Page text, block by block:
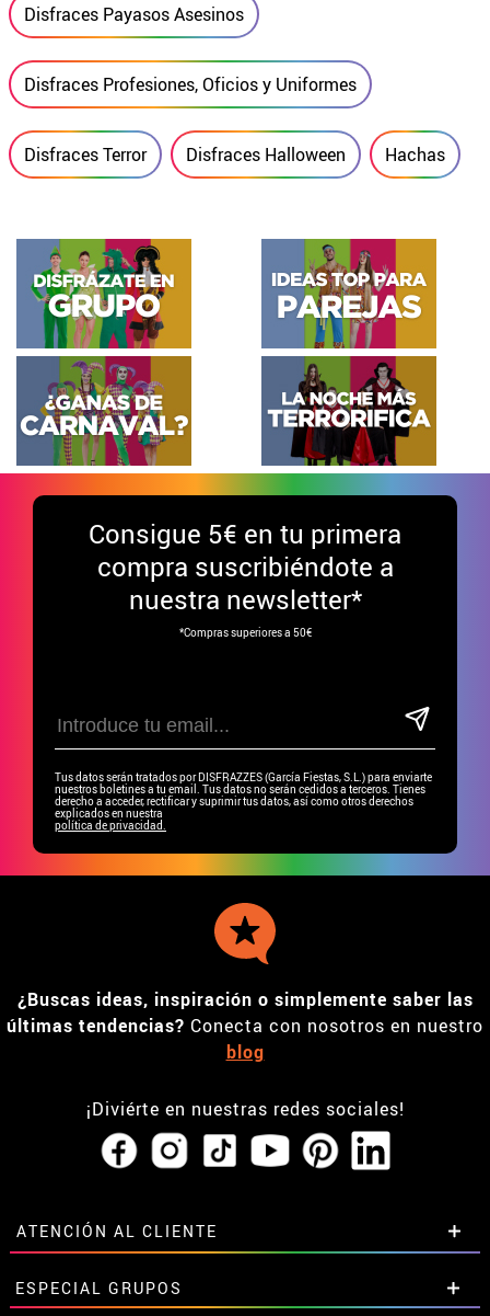
Disfraces Payasos Asesinos
Disfraces Profesiones, Oficios y Uniformes
Disfraces Terror Disfraces Halloween Hachas
Consigue 5€ en tu primera
compra suscribiéndote a
nuestra newsletter*
*Compras superiores a 50€
Tus datos serán tratados por DISFRAZZES (García Fiestas, S.L.) para enviarte
nuestros boletines a tu email. Tus datos no serán cedidos a terceros. Tienes
derecho a acceder, rectificar y suprimir tus datos, así como otros derechos
explicados en nuestra
política de privacidad.
¿Buscas ideas, inspiración o simplemente saber las
últimas tendencias? Conecta con nosotros en nuestro
blog
¡Diviérte en nuestras redes sociales!
ATENCIÓN AL CLIENTE
• Horario tienda IBI
•Descuento estudiantes
ESPECIAL GRUPOS